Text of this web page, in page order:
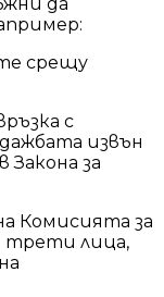
срещу
с
извън
за
Комисията за
трети лица,